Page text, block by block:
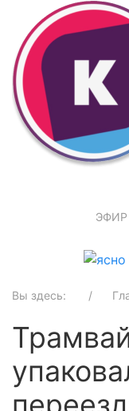
ЭФИР
Вы здесь: